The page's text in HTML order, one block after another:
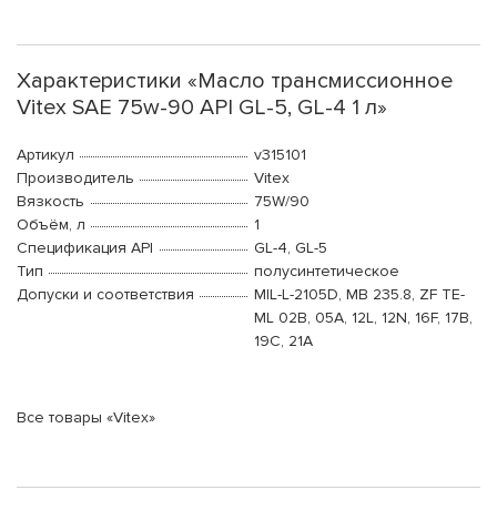
Характеристики «Масло трансмиссионное
Vitex SAE 75w-90 API GL-5, GL-4 1 л»
Артикул
v315101
Производитель
Vitex
Вязкость
75W/90
Объём, л
1
Спецификация API
GL-4, GL-5
Тип
полусинтетическое
Допуски и соответствия
MIL-L-2105D, MB 235.8, ZF TE-
ML 02B, 05A, 12L, 12N, 16F, 17B,
19C, 21A
Все товары «Vitex»